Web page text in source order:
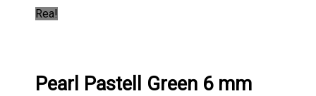
Rea!
Pearl Pastell Green 6 mm